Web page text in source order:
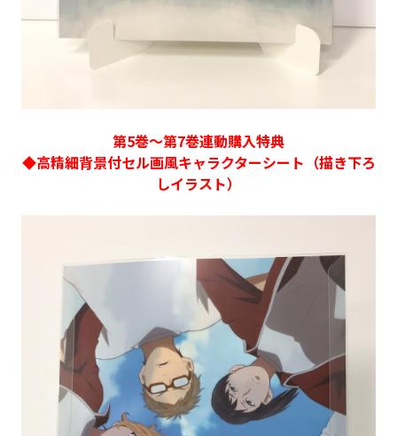
第5巻～第7巻連動購入特典
◆高精細背景付セル画風キャラクターシート（描き下ろ
しイラスト）